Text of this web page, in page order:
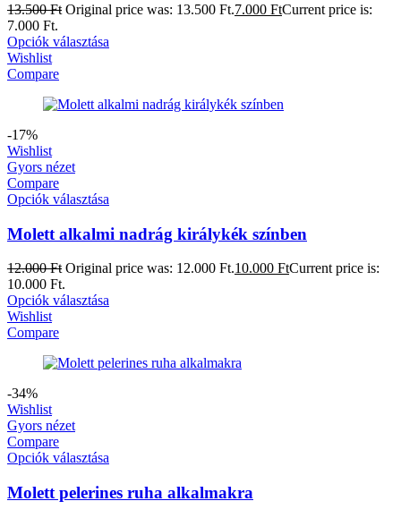
13.500Ft Original price was: 13.500 Ft.7.000 FtCurrent price is:
7.000 Ft.
Opciók választása
Wishlist
Compare
-17%
Wishlist
Gyors nézet
Compare
Opciók választása
Molett alkalmi nadrág királykék színben
12.000Ft Original price was: 12.000 Ft.10.000 FtCurrent price is:
10.000 Ft.
Opciók választása
Wishlist
Compare
-34%
Wishlist
Gyors nézet
Compare
Opciók választása
Molett pelerines ruha alkalmakra